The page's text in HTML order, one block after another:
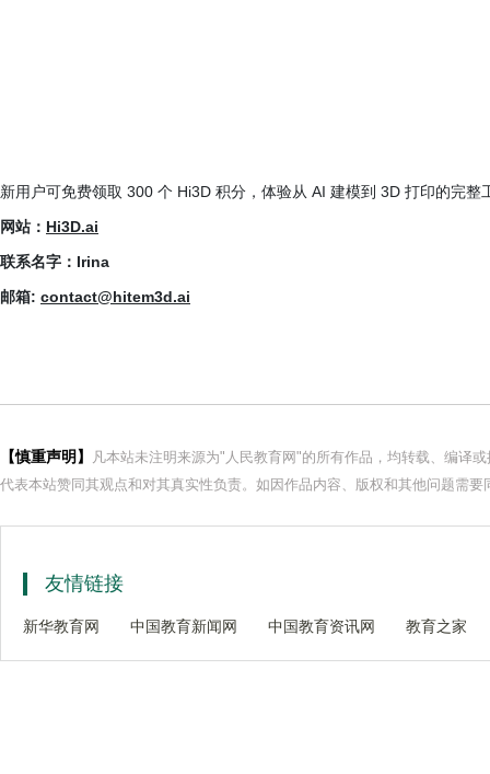
新用户可免费领取 300 个 Hi3D 积分，体验从 AI 建模到 3D 打印的完整
网站： Hi3D.ai
联系名字：Irina
邮箱: contact@hitem3d.ai
【慎重声明】
凡本站未注明来源为"人民教育网"的所有作品，均转载、编译
代表本站赞同其观点和对其真实性负责。如因作品内容、版权和其他问题需
友情链接
新华教育网 中国教育新闻网 中国教育资讯网 教育之家